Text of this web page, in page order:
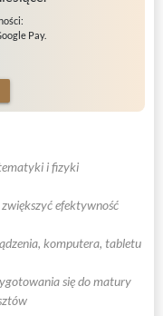
Pay.
i fizyki
efektywność
komputera, tabletu
się do matury